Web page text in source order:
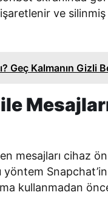
ve
Geç Kalmanın Gizli
mesajları cihaz
kullanmadan